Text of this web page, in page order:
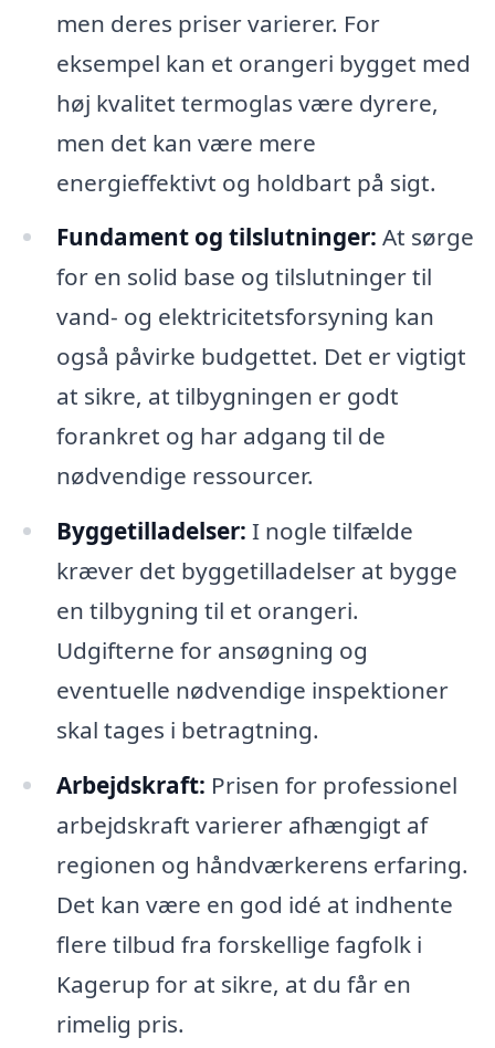
men deres priser varierer. For
eksempel kan et orangeri bygget med
høj kvalitet termoglas være dyrere,
men det kan være mere
energieffektivt og holdbart på sigt.
Fundament og tilslutninger: At sørge
for en solid base og tilslutninger til
vand- og elektricitetsforsyning kan
også påvirke budgettet. Det er vigtigt
at sikre, at tilbygningen er godt
forankret og har adgang til de
nødvendige ressourcer.
Byggetilladelser: I nogle tilfælde
kræver det byggetilladelser at bygge
en tilbygning til et orangeri.
Udgifterne for ansøgning og
eventuelle nødvendige inspektioner
skal tages i betragtning.
Arbejdskraft: Prisen for professionel
arbejdskraft varierer afhængigt af
regionen og håndværkerens erfaring.
Det kan være en god idé at indhente
flere tilbud fra forskellige fagfolk i
Kagerup for at sikre, at du får en
rimelig pris.